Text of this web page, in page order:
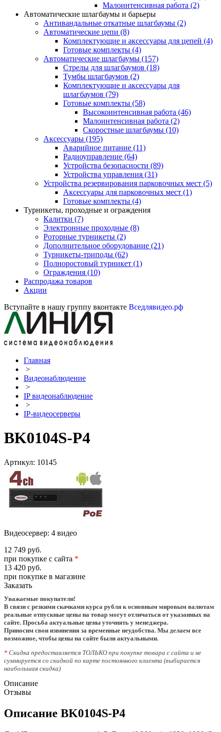
Малоинтенсивная работа (2)
Автоматические шлагбаумы и барьеры
Антивандальные откатные шлагбаумы (2)
Автоматические цепи (8)
Комплектующие и аксессуары для цепей (4)
Готовые комплекты (4)
Автоматические шлагбаумы (157)
Стрелы для шлагбаумов (18)
Тумбы шлагбаумов (2)
Комплектующие и аксессуары для
шлагбаумов (79)
Готовые комплекты (58)
Высокоинтенсивная работа (46)
Малоинтенсивная работа (2)
Скоростные шлагбаумы (10)
Аксессуары (195)
Аварийное питание (11)
Радиоуправление (64)
Устройства безопасности (89)
Устройства управления (31)
Устройства резервирования парковочных мест (5)
Аксессуары для парковочных мест (1)
Готовые комплекты (4)
Турникеты, проходные и ограждения
Калитки (7)
Электронные проходные (8)
Роторные турникеты (2)
Дополнительное оборудование (21)
Турникеты-триподы (62)
Полноростовый турникет (1)
Ограждения (10)
Распродажа товаров
Акции
Вступайте в нашу группу вконтакте Вседлявидео.рф
Главная
>
Видеонаблюдение
>
IP видеонаблюдение
>
IP-видеосерверы
BK0104S-P4
Артикул: 10145
Видеосервер: 4 видео
12 749 руб.
при покупке с сайта *
13 420 руб.
при покупке в магазине
Заказать
Уважаемые покупатели!
В связи с резкими скачками курса рубля к основным мировым валютам
реальные отпускные цены на товар могут отличаться от указанных на
сайте. Просьба актуальные цены уточнять у менеджера.
Приносим свои извинения за временные неудобства. Мы делаем все
возможное, чтобы цены на сайте были актуальными.
* Скидка предоставляется ТОЛЬКО при покупке товара с сайта и не
суммируется со скидкой по карте постоянного клиента (выбирается
наибольшая скидка)
Описание
Отзывы
Описание BK0104S-P4